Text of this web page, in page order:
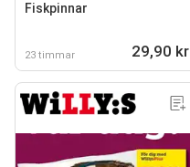
Fiskpinnar
23 timmar 29,90 kr